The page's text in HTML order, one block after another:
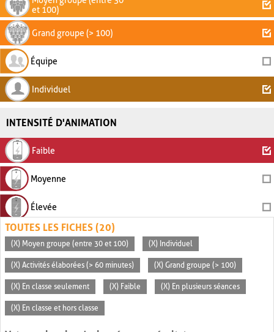
et 100)
Grand groupe (> 100)
Équipe
Individuel
INTENSITÉ D'ANIMATION
Faible
Moyenne
Élevée
TOUTES LES FICHES (20)
(X) Moyen groupe (entre 30 et 100) (X) Individuel
(X) Activités élaborées (> 60 minutes) (X) Grand groupe (> 100)
(X) En classe seulement (X) Faible (X) En plusieurs séances
(X) En classe et hors classe